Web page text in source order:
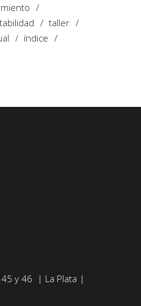
taller
índice
45 y 46 | La Plata |